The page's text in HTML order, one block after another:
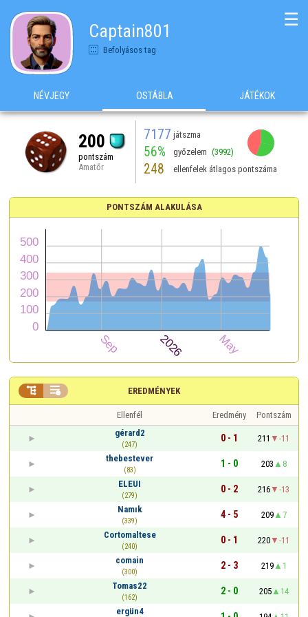
Captain801
Befolyásos tag
☰
NÉVJEGY OSTÁBLA JÁTÉKOK
200
pontszám
Amatőr
7177 játszma
56% győzelem (3992)
248 ellenfelek átlagos pontszáma
PONTSZÁM ALAKULÁSA
EREDMÉNYEK
 
Ellenfél Eredmény
Pontszám
gérard2
(247)
0 - 1 211
-11
thebestever
(83)
1 - 0 203
8
ELEUI
(279)
0 - 2 216
-13
Namık
(339)
4 - 5 209
7
Cortomaltese
(240)
0 - 1 220
-11
comain
(300)
2 - 3 219
1
Tomas22
(162)
2 - 0 205
14
ergün4